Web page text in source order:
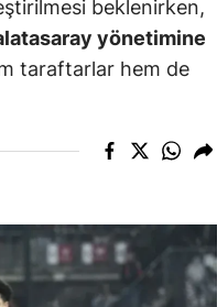
beklenirken,
yönetimine
taraftarlar hem de